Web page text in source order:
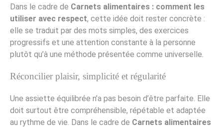
Dans le cadre de Carnets alimentaires : comment les
utiliser avec respect, cette idée doit rester concrète :
elle se traduit par des mots simples, des exercices
progressifs et une attention constante à la personne
plutôt qu’à une méthode présentée comme universelle.
Réconcilier plaisir, simplicité et régularité
Une assiette équilibrée n’a pas besoin d’être parfaite. Elle
doit surtout être compréhensible, répétable et adaptée
au rythme de vie. Dans le cadre de Carnets alimentaires